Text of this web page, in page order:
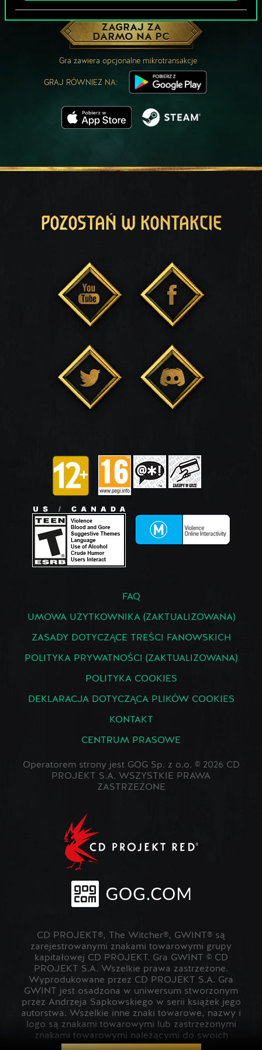
ZAGRAJ ZA
DARMO NA PC
Gra zawiera opcjonalne mikrotransakcje
GRAJ RÓWNIEŻ NA:
POZOSTAŃ W KONTAKCIE
FAQ
UMOWA UŻYTKOWNIKA (ZAKTUALIZOWANA)
ZASADY DOTYCZĄCE TREŚCI FANOWSKICH
POLITYKA PRYWATNOŚCI (ZAKTUALIZOWANA)
POLITYKA COOKIES
DEKLARACJA DOTYCZĄCA PLIKÓW COOKIES
KONTAKT
CENTRUM PRASOWE
Operatorem strony jest GOG Sp. z o.o. © 2026 CD
PROJEKT S.A. WSZYSTKIE PRAWA
ZASTRZEŻONE
CD PROJEKT®, The Witcher®, GWINT® są
zarejestrowanymi znakami towarowymi grupy
kapitałowej CD PROJEKT. Gra GWINT © CD
PROJEKT S.A. Wszelkie prawa zastrzeżone.
Wyprodukowane przez CD PROJEKT S.A. Gra
GWINT jest osadzona w uniwersum stworzonym
przez Andrzeja Sapkowskiego w serii książek jego
autorstwa. Wszelkie inne znaki towarowe, nazwy i
logo są znakami towarowymi lub zastrzeżonymi
znakami towarowymi należącymi do swoich
prawowitych właścicieli.